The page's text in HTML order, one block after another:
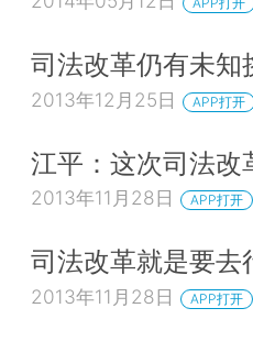
司法改革仍有未知
2013年12月25日 APP打开
江平：这次司法改
2013年11月28日 APP打开
司法改革就是要去
2013年11月28日 APP打开